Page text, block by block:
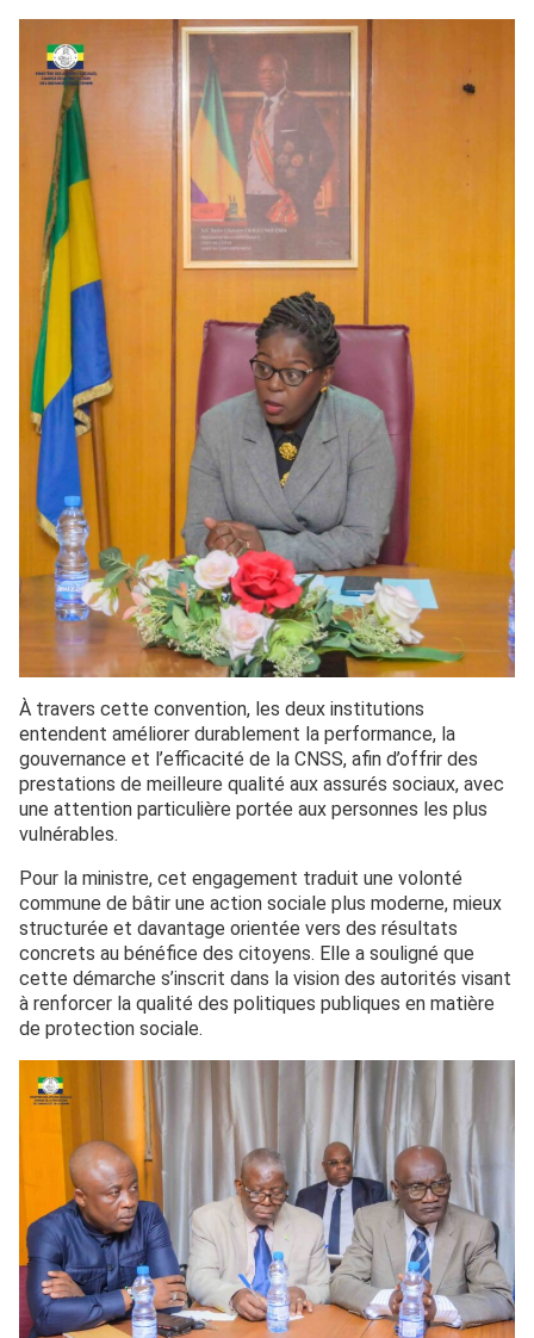
À travers cette convention, les deux institutions
entendent améliorer durablement la performance, la
gouvernance et l’efficacité de la CNSS, afin d’offrir des
prestations de meilleure qualité aux assurés sociaux, avec
une attention particulière portée aux personnes les plus
vulnérables.
Pour la ministre, cet engagement traduit une volonté
commune de bâtir une action sociale plus moderne, mieux
structurée et davantage orientée vers des résultats
concrets au bénéfice des citoyens. Elle a souligné que
cette démarche s’inscrit dans la vision des autorités visant
à renforcer la qualité des politiques publiques en matière
de protection sociale.